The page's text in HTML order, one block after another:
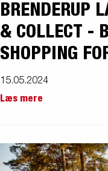
BRENDERUP
& COLLECT -
SHOPPING
15.05.2024
Læs mere